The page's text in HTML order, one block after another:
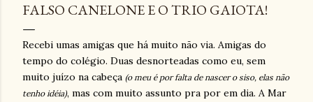
FALSO CANELONE E O TRIO GAIOTA!
Recebi umas amigas que há muito não via. Amigas do
tempo do colégio. Duas desnorteadas como eu, sem
muito juízo na cabeça (o meu é por falta de nascer o siso, elas não
tenho idéia), mas com muito assunto pra por em dia. A Mar